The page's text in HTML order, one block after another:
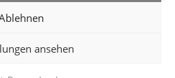
ansehen
2026 · All rights reserved